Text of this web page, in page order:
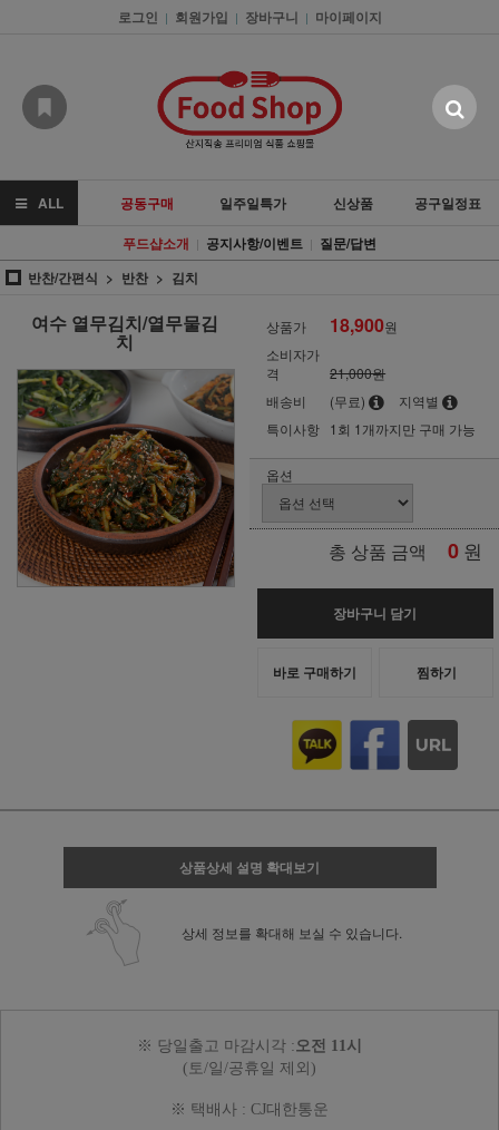
로그인 | 회원가입 | 장바구니 | 마이페이지
ALL 공동구매 일주일특가 신상품
공구일정표
푸드샵소개 | 공지사항/이벤트 | 질문/답변
반찬/간편식
반찬 김치
여수 열무김치/열무물김
치
상품가 18,900원
소비자가
격
21,000원
배송비
(무료)
지역별
특이사항 1회 1개까지만 구매 가능
옵션
총 상품 금액 0 원
장바구니 담기
바로 구매하기 찜하기
상품상세 설명 확대보기
상세 정보를 확대해 보실 수 있습니다.
※ 당일출고 마감시각 :오전 11시
(토/일/공휴일 제외)
※ 택배사 : CJ대한통운